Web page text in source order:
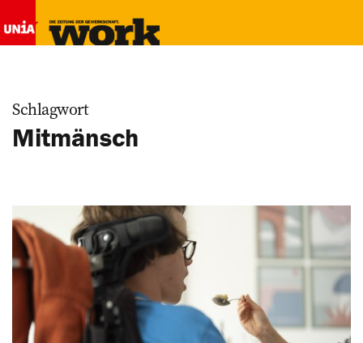
Schlagwort
Mitmänsch